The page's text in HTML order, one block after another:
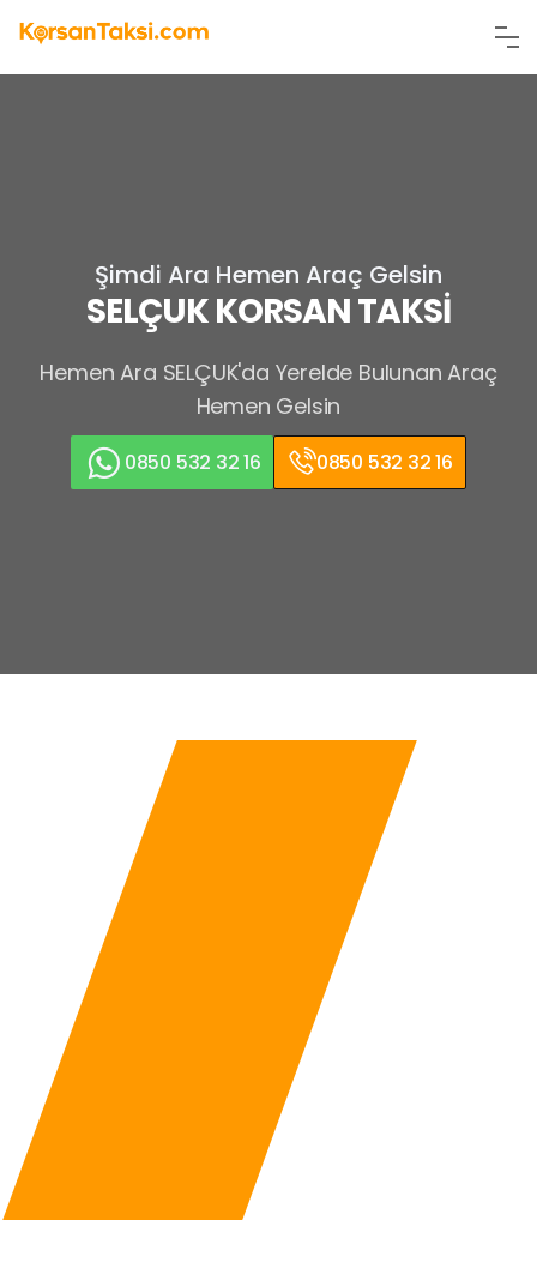
Şimdi Ara Hemen Araç Gelsin
SELÇUK KORSAN TAKSİ
Hemen Ara SELÇUK'da Yerelde Bulunan Araç
Hemen Gelsin
0850 532 32 16 0850 532 32 16